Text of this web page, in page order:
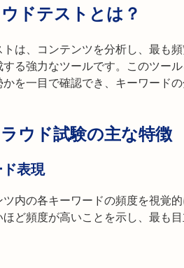
ドテストとは？
は、コンテンツを分析し、最も
る強力なツールです。このツー
を一目で確認でき、キーワード
ウド試験の主な特徴
表現
内の各キーワードの頻度を視覚
ど頻度が高いことを示し、最も